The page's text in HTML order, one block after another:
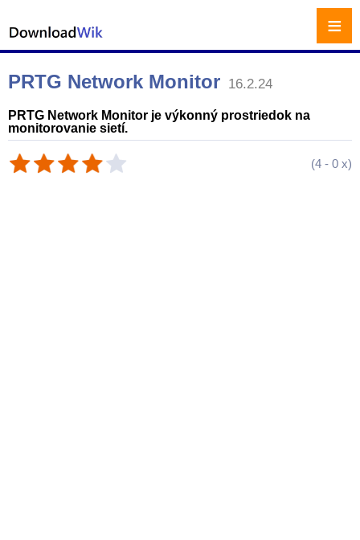
PRTG Network Monitor 16.2.24
PRTG Network Monitor je výkonný prostriedok na
monitorovanie sietí.
(4 - 0 x)
≡